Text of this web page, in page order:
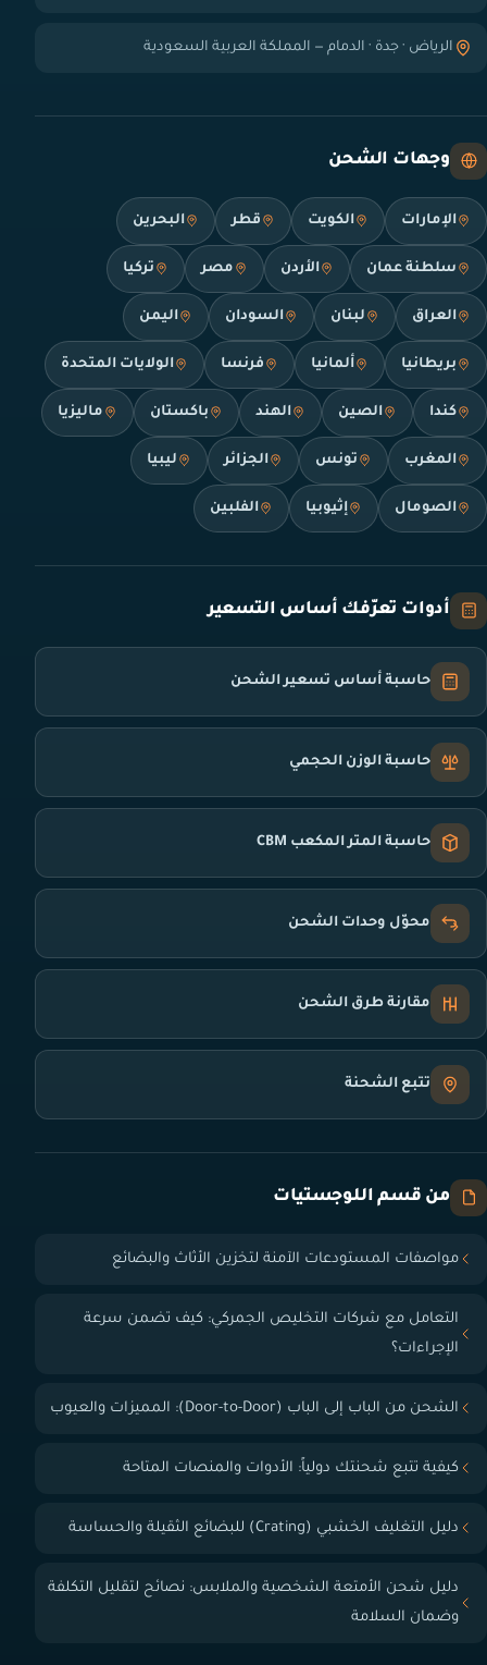
الرياض · جدة · الدمام — المملكة العربية السعودية
وجهات الشحن
الإمارات الكويت قطر البحرين
سلطنة عمان الأردن مصر تركيا
العراق لبنان السودان اليمن
بريطانيا ألمانيا فرنسا الولايات المتحدة
كندا الصين الهند باكستان ماليزيا
المغرب تونس الجزائر ليبيا
الصومال إثيوبيا الفلبين
أدوات تعرّفك أساس التسعير
حاسبة أساس تسعير الشحن
حاسبة الوزن الحجمي
حاسبة المتر المكعب CBM
محوّل وحدات الشحن
مقارنة طرق الشحن
تتبع الشحنة
من قسم اللوجستيات
مواصفات المستودعات الآمنة لتخزين الأثاث والبضائع
التعامل مع شركات التخليص الجمركي: كيف تضمن سرعة
الإجراءات؟
الشحن من الباب إلى الباب (Door-to-Door): المميزات والعيوب
كيفية تتبع شحنتك دولياً: الأدوات والمنصات المتاحة
دليل التغليف الخشبي (Crating) للبضائع الثقيلة والحساسة
دليل شحن الأمتعة الشخصية والملابس: نصائح لتقليل التكلفة
وضمان السلامة